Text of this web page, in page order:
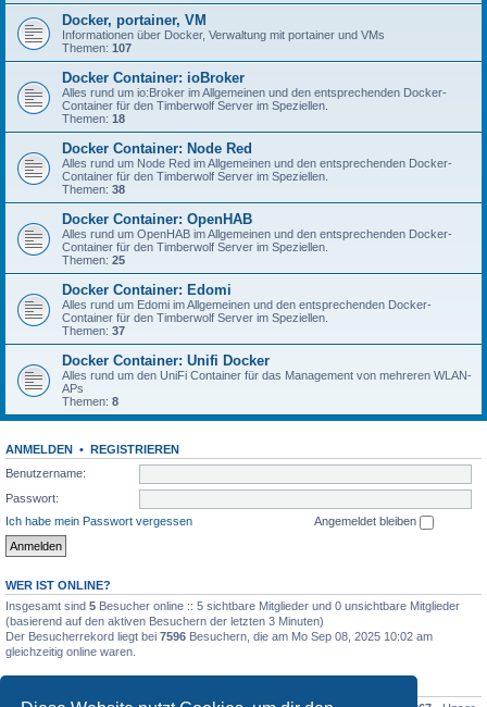
Docker, portainer, VM
Informationen über Docker, Verwaltung mit portainer und VMs
Themen: 107
Docker Container: ioBroker
Alles rund um io:Broker im Allgemeinen und den entsprechenden Docker-
Container für den Timberwolf Server im Speziellen.
Themen: 18
Docker Container: Node Red
Alles rund um Node Red im Allgemeinen und den entsprechenden Docker-
Container für den Timberwolf Server im Speziellen.
Themen: 38
Docker Container: OpenHAB
Alles rund um OpenHAB im Allgemeinen und den entsprechenden Docker-
Container für den Timberwolf Server im Speziellen.
Themen: 25
Docker Container: Edomi
Alles rund um Edomi im Allgemeinen und den entsprechenden Docker-
Container für den Timberwolf Server im Speziellen.
Themen: 37
Docker Container: Unifi Docker
Alles rund um den UniFi Container für das Management von mehreren WLAN-
APs
Themen: 8
ANMELDEN •
REGISTRIEREN
Benutzername:
Passwort:
Ich habe mein Passwort vergessen
Angemeldet bleiben
WER IST ONLINE?
Insgesamt sind 5 Besucher online :: 5 sichtbare Mitglieder und 0 unsichtbare Mitglieder
(basierend auf den aktiven Besuchern der letzten 3 Minuten)
Der Besucherrekord liegt bei 7596 Besuchern, die am Mo Sep 08, 2025 10:02 am
gleichzeitig online waren.